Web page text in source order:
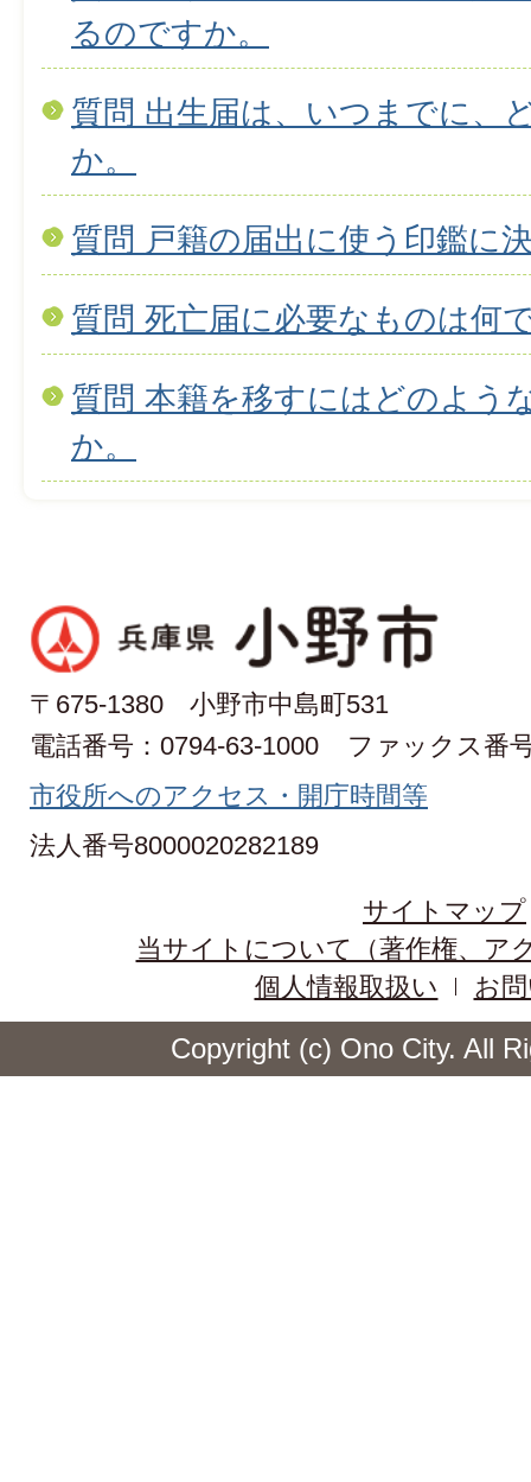
るのですか。
質問 出生届は、いつまでに、
か。
質問 戸籍の届出に使う印鑑に
質問 死亡届に必要なものは何
質問 本籍を移すにはどのよう
か。
〒675-1380 小野市中島町531
電話番号：0794-63-1000
ファックス番
市役所へのアクセス・開庁時間等
法人番号8000020282189
サイトマップ
当サイトについて（著作権、ア
個人情報取扱い
お
Copyright (c) Ono City. All